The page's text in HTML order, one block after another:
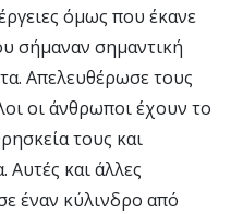
όμως που έκανε
σήμαναν σημαντική
Απελευθέρωσε τους
οι άνθρωποι έχουν το
τους και
Αυτές και άλλες
έναν κύλινδρο από